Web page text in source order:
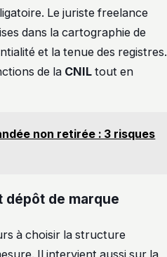
Le juriste freelance
dans la cartographie de
et la tenue des registres.
de la CNIL tout en
non retirée : 3 risques
dépôt de marque
à choisir la structure